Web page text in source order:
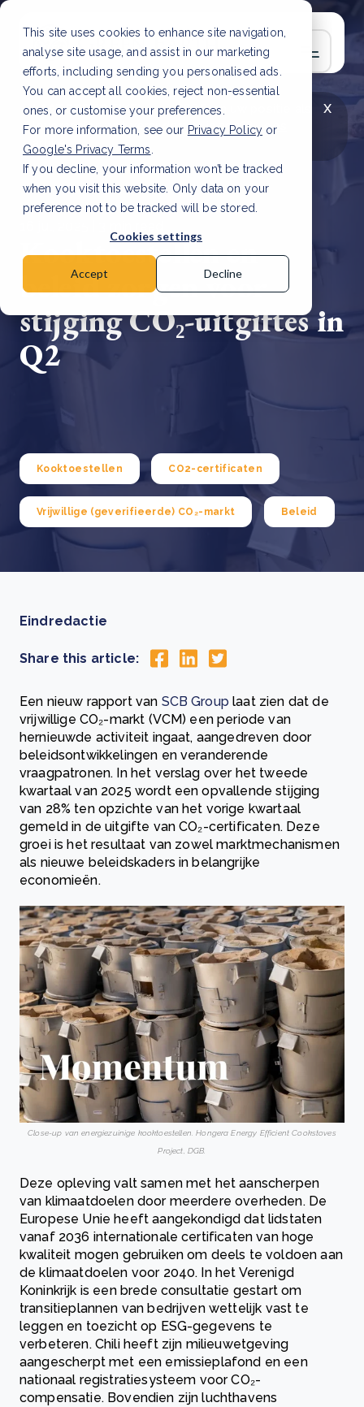
This site uses cookies to enhance site navigation,
analyse site usage, and assist in our marketing
efforts, including sending you personalised ads.
You can accept all cookies, reject non-essential
ones, or customise your preferences.
For more information, see our Privacy Policy or
Google's Privacy Terms
If you decline, your information won’t be tracked
when you visit this website. Only data on your
preference not to be tracked will be stored.
Cookies settings
Accept Decline
x
LAATSTE ARTIKEL
CSRD en uw positie als
leverancier: wat verandert er in 2026?Lees
artikel
Kooktoestellen en
beleid zorgen voor
stijging CO₂-uitgiftes in
Q2
Kooktoestellen CO2-certificaten
Vrijwillige (geverifieerde) CO₂-markt Beleid
Eindredactie
Share this article:
Een nieuw rapport van SCB Group laat zien dat de
vrijwillige CO₂-markt (VCM) een periode van
hernieuwde activiteit ingaat, aangedreven door
beleidsontwikkelingen en veranderende
vraagpatronen. In het verslag over het tweede
kwartaal van 2025 wordt een opvallende stijging
van 28% ten opzichte van het vorige kwartaal
gemeld in de uitgifte van CO₂-certificaten. Deze
groei is het resultaat van zowel marktmechanismen
als nieuwe beleidskaders in belangrijke
economieën.
Close-up van energiezuinige kooktoestellen. Hongera Energy Efficient Cookstoves
Project, DGB.
Deze opleving valt samen met het aanscherpen
van klimaatdoelen door meerdere overheden. De
Europese Unie heeft aangekondigd dat lidstaten
vanaf 2036 internationale certificaten van hoge
kwaliteit mogen gebruiken om deels te voldoen aan
de klimaatdoelen voor 2040. In het Verenigd
Koninkrijk is een brede consultatie gestart om
transitieplannen van bedrijven wettelijk vast te
leggen en toezicht op ESG-gegevens te
verbeteren. Chili heeft zijn milieuwetgeving
aangescherpt met een emissieplafond en een
nationaal registratiesysteem voor CO₂-
compensatie. Bovendien zijn luchthavens